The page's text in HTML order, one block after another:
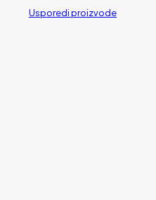
Usporedi proizvode